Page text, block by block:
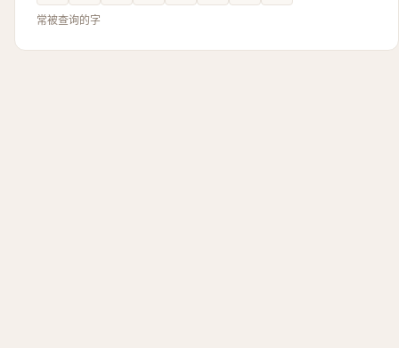
常被查询的字